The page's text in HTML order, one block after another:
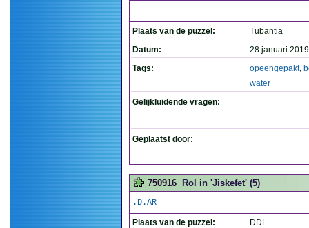
Plaats van de puzzel:
Tubantia
Datum:
28 januari
Tags:
opeengepakt,
water
Gelijkluidende vragen:
Geplaatst door:
750916 Rol in 'Jiskefet' (5)
.D.AR
Plaats van de puzzel: DDL